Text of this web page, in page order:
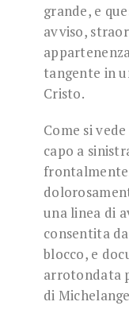
grande, e
avviso,
tangente in
Cristo.
Come si
capo a
una linea di
consentita
blocco, e
arrotondata
di